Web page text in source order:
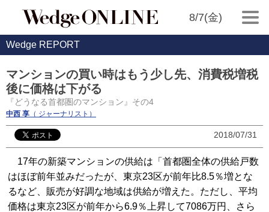
8/7(金)
Wedge REPORT
マンションの買い時はもう少し先、消費税増税
後に価格は下がる
『どうなる首都圏のマンション』その4
中西 享 （ ジャーナリスト）
2018/07/31
17年の新築マンションの供給は「首都圏全体の供給戸数
はほぼ前年並みだったが、東京23区が前年比8.5％増とな
るなど、販売が好調な地域は供給が増えた。ただし、平均
価格は東京23区が前年から6.9％上昇して7086万円、さら